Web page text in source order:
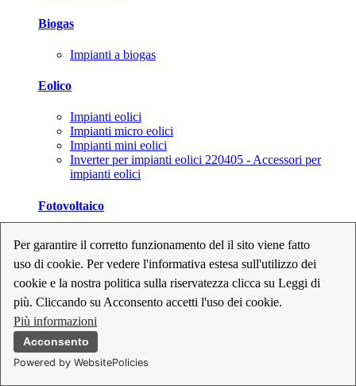
Per garantire il corretto funzionamento del il sito viene fatto
uso di cookie. Per vedere l'informativa estesa sull'utilizzo dei
cookie e la nostra politica sulla riservatezza clicca su Leggi di
più. Cliccando su Acconsento accetti l'uso dei cookie.
Più informazioni
Acconsento
Powered by WebsitePolicies
Biogas
Impianti a biogas
Eolico
Impianti eolici
Impianti micro eolici
Impianti mini eolici
Inverter per impianti eolici 220405 - Accessori per
impianti eolici
Fotovoltaico
Inverter per impianti fotovoltaici
Kit per impianti fotovoltaici
Moduli fotovoltaici
Sistemi di monitoraggio per impianti fotovoltaici
Strumenti di collaudo e configurazione per impianti
fotovoltaici
Supporti per impianti fotovoltaici
Geotermia